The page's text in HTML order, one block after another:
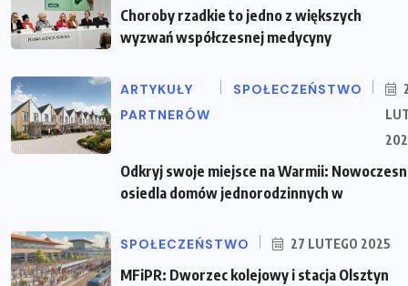
Choroby rzadkie to jedno z większych
wyzwań współczesnej medycyny
ARTYKUŁY
PARTNERÓW
SPOŁECZEŃSTWO
Odkryj swoje miejsce na Warmii:
osiedla domów jednorodzinnych w
SPOŁECZEŃSTWO 27 LUTEGO 2025
MFiPR: Dworzec kolejowy i stacja Olsztyn